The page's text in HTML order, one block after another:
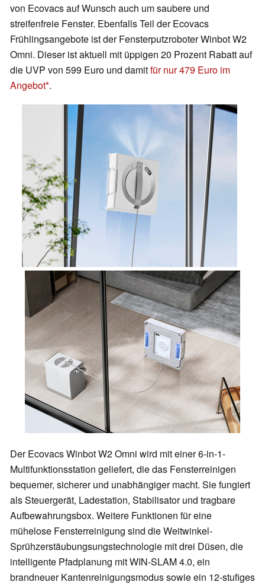
von Ecovacs auf Wunsch auch um saubere und
streifenfreie Fenster. Ebenfalls Teil der Ecovacs
Frühlingsangebote ist der Fensterputzroboter Winbot W2
Omni. Dieser ist aktuell mit üppigen 20 Prozent Rabatt auf
die UVP von 599 Euro und damitfür nur 479 Euro im
Angebot .
Der Ecovacs Winbot W2 Omni wird mit einer 6-in-1-
Multifunktionsstation geliefert, die das Fensterreinigen
bequemer, sicherer und unabhängiger macht. Sie fungiert
als Steuergerät, Ladestation, Stabilisator und tragbare
Aufbewahrungsbox. Weitere Funktionen für eine
mühelose Fensterreinigung sind die Weitwinkel-
Sprühzerstäubungsungstechnologie mit drei Düsen, die
intelligente Pfadplanung mit WIN-SLAM 4.0, ein
brandneuer Kantenreinigungsmodus sowie ein 12-stufiges